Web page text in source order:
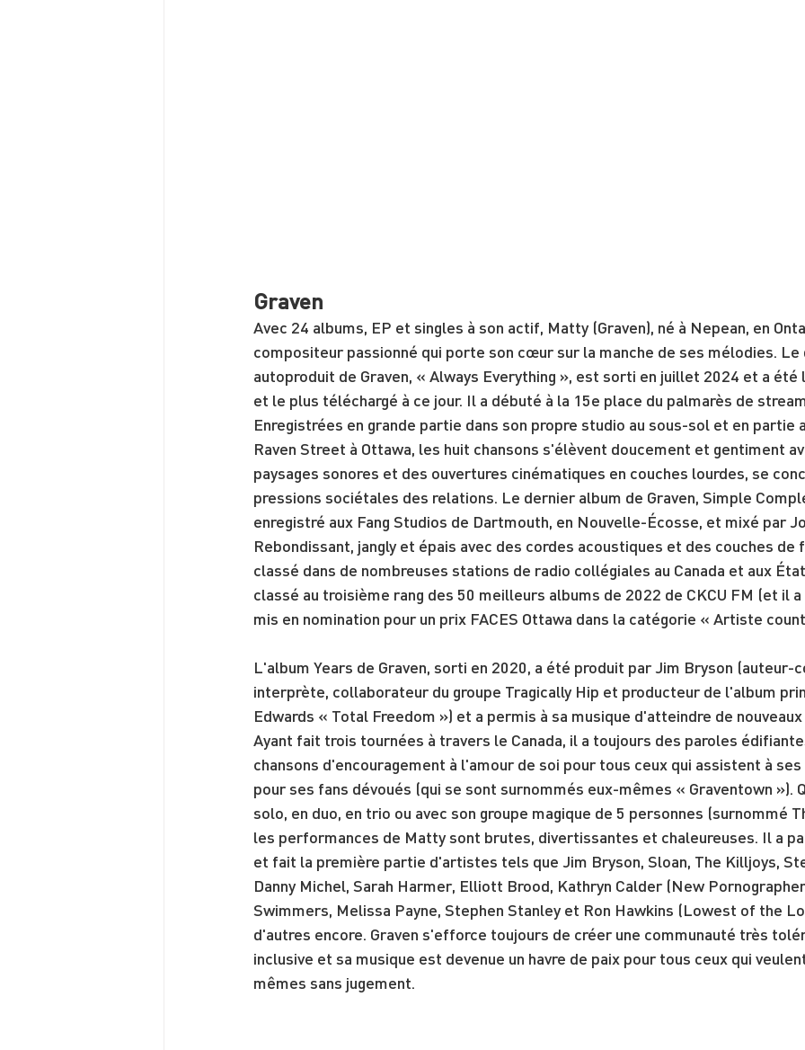
Graven
Avec 24 albums, EP et singles à son actif, Matty (Graven), né à Nepean, en
compositeur passionné qui porte son cœur sur la manche de ses mélodies. Le
autoproduit de Graven, « Always Everything », est sorti en juillet 2024 et a été
et le plus téléchargé à ce jour. Il a débuté à la 15e place du palmarès de
Enregistrées en grande partie dans son propre studio au sous-sol et en partie
Raven Street à Ottawa, les huit chansons s'élèvent doucement et gentiment
paysages sonores et des ouvertures cinématiques en couches lourdes, se
pressions sociétales des relations. Le dernier album de Graven, Simple
enregistré aux Fang Studios de Dartmouth, en Nouvelle-Écosse, et mixé par
Rebondissant, jangly et épais avec des cordes acoustiques et des couches de
classé dans de nombreuses stations de radio collégiales au Canada et aux
classé au troisième rang des 50 meilleurs albums de 2022 de CKCU FM (et il
mis en nomination pour un prix FACES Ottawa dans la catégorie « Artiste
L'album Years de Graven, sorti en 2020, a été produit par Jim Bryson (auteur-
interprète, collaborateur du groupe Tragically Hip et producteur de l'album
Edwards « Total Freedom ») et a permis à sa musique d'atteindre de
Ayant fait trois tournées à travers le Canada, il a toujours des paroles
chansons d'encouragement à l'amour de soi pour tous ceux qui assistent à
pour ses fans dévoués (qui se sont surnommés eux-mêmes « Graventown »).
solo, en duo, en trio ou avec son groupe magique de 5 personnes (surnommé
les performances de Matty sont brutes, divertissantes et chaleureuses. Il a
et fait la première partie d'artistes tels que Jim Bryson, Sloan, The Killjoys,
Danny Michel, Sarah Harmer, Elliott Brood, Kathryn Calder (New
Swimmers, Melissa Payne, Stephen Stanley et Ron Hawkins (Lowest of the
d'autres encore. Graven s'efforce toujours de créer une communauté très
inclusive et sa musique est devenue un havre de paix pour tous ceux qui
mêmes sans jugement.